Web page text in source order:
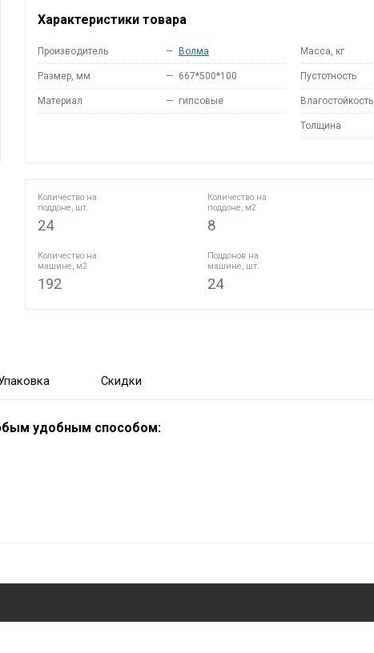
Характеристики товара
Производитель — Волма
Размер, мм — 667*500*100
Материал — гипсовые
Масса, кг
Пустотность
Влагостойкость
Толщина
Количество на
поддоне, шт.
24
Количество на
поддоне, м2
8
Количество на
машине, м2
192
Поддонов на
машине, шт.
24
Скидки
удобным способом: